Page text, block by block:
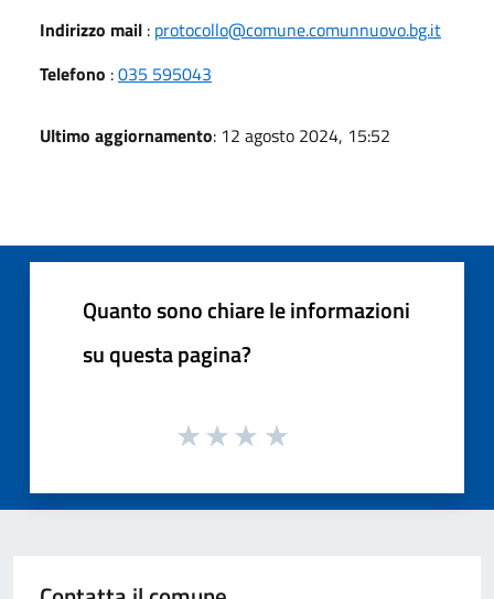
Indirizzo mail : protocollo@comune.comunnuovo.bg.it
Telefono :035 595043
Ultimo aggiornamento: 12 agosto 2024, 15:52
Quanto sono chiare le informazioni
su questa pagina?